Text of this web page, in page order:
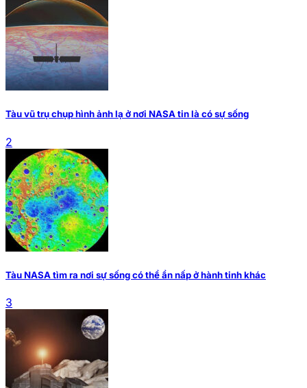
Tàu vũ trụ chụp hình ảnh lạ ở nơi NASA tin là có sự sống
2
Tàu NASA tìm ra nơi sự sống có thể ẩn nấp ở hành tinh khác
3